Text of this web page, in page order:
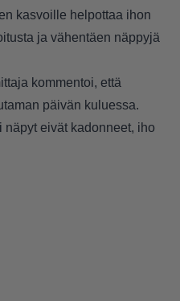
kasvoille helpottaa ihon
ja vähentäen näppyjä
kommentoi, että
päivän kuluessa.
näpyt eivät kadonneet, iho